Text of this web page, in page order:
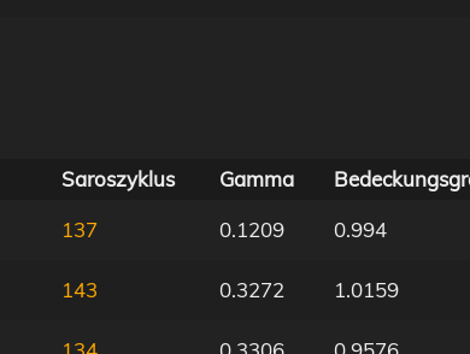
Saroszyklus Gamma
137 0.1209 0.994
143 0.3272 1.0159